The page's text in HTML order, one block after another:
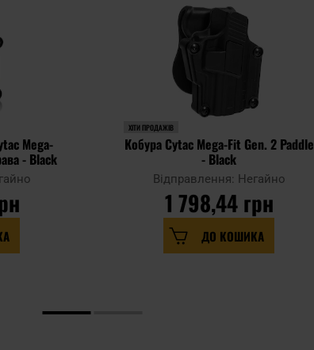
Mega-
- Black
ХІТИ ПРОДАЖІВ
Кобура Cytac Mega-Fit Gen. 2 Paddle
- Black
Відправлення: Негайно
1 798,44 грн
ДО КОШИКА